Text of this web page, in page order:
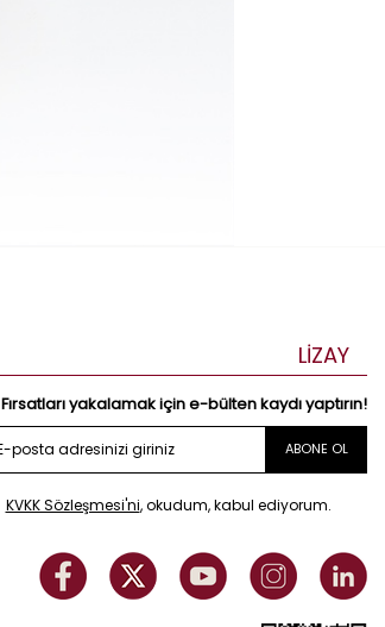
LİZAY
Fırsatları yakalamak için e-bülten kaydı yaptırın!
ABONE OL
KVKK Sözleşmesi'ni, okudum, kabul ediyorum.